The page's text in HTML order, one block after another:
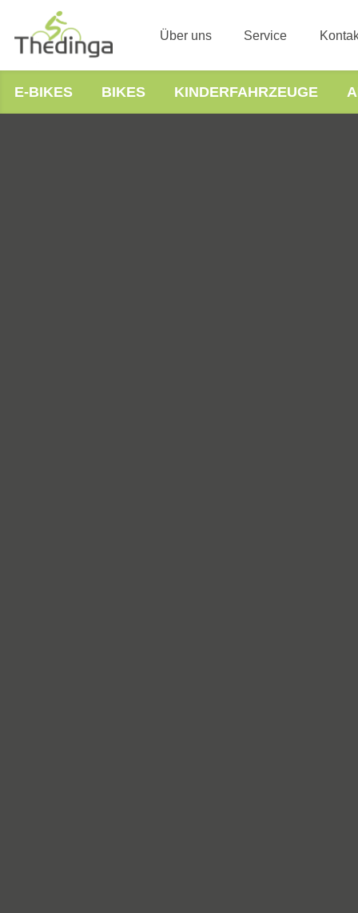
Über uns Service
E-BIKES BIKES KINDERFAHRZEUGE